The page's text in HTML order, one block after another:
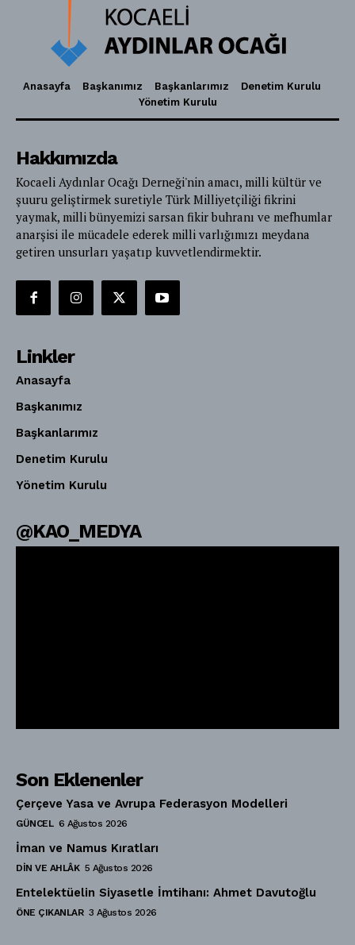
Anasayfa Başkanımız Başkanlarımız
Denetim Kurulu
Yönetim Kurulu
Hakkımızda
Kocaeli Aydınlar Ocağı Derneği'nin amacı, milli kültür ve
şuuru geliştirmek suretiyle Türk Milliyetçiliği fikrini
yaymak, milli bünyemizi sarsan fikir buhranı ve mefhumlar
anarşisi ile mücadele ederek milli varlığımızı meydana
getiren unsurları yaşatıp kuvvetlendirmektir.
Linkler
Anasayfa
Başkanımız
Başkanlarımız
Denetim Kurulu
Yönetim Kurulu
@KAO_MEDYA
Son Eklenenler
Çerçeve Yasa ve Avrupa Federasyon Modelleri
GÜNCEL 6 Ağustos 2026
İman ve Namus Kıratları
DIN VE AHLÂK 5 Ağustos 2026
Entelektüelin Siyasetle İmtihanı: Ahmet Davutoğlu
ÖNE ÇIKANLAR 3 Ağustos 2026